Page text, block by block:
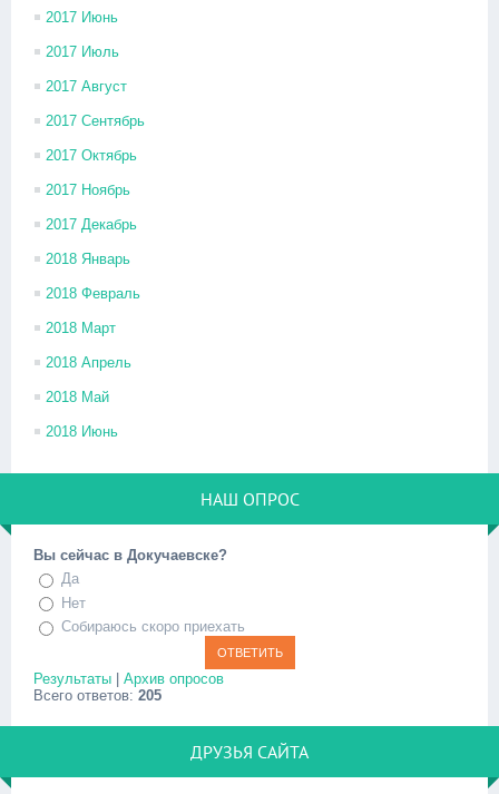
2017 Июнь
2017 Июль
2017 Август
2017 Сентябрь
2017 Октябрь
2017 Ноябрь
2017 Декабрь
2018 Январь
2018 Февраль
2018 Март
2018 Апрель
2018 Май
2018 Июнь
НАШ ОПРОС
Вы сейчас в Докучаевске?
Да
Нет
Собираюсь скоро приехать
Результаты | Архив опросов
Всего ответов: 205
ДРУЗЬЯ САЙТА